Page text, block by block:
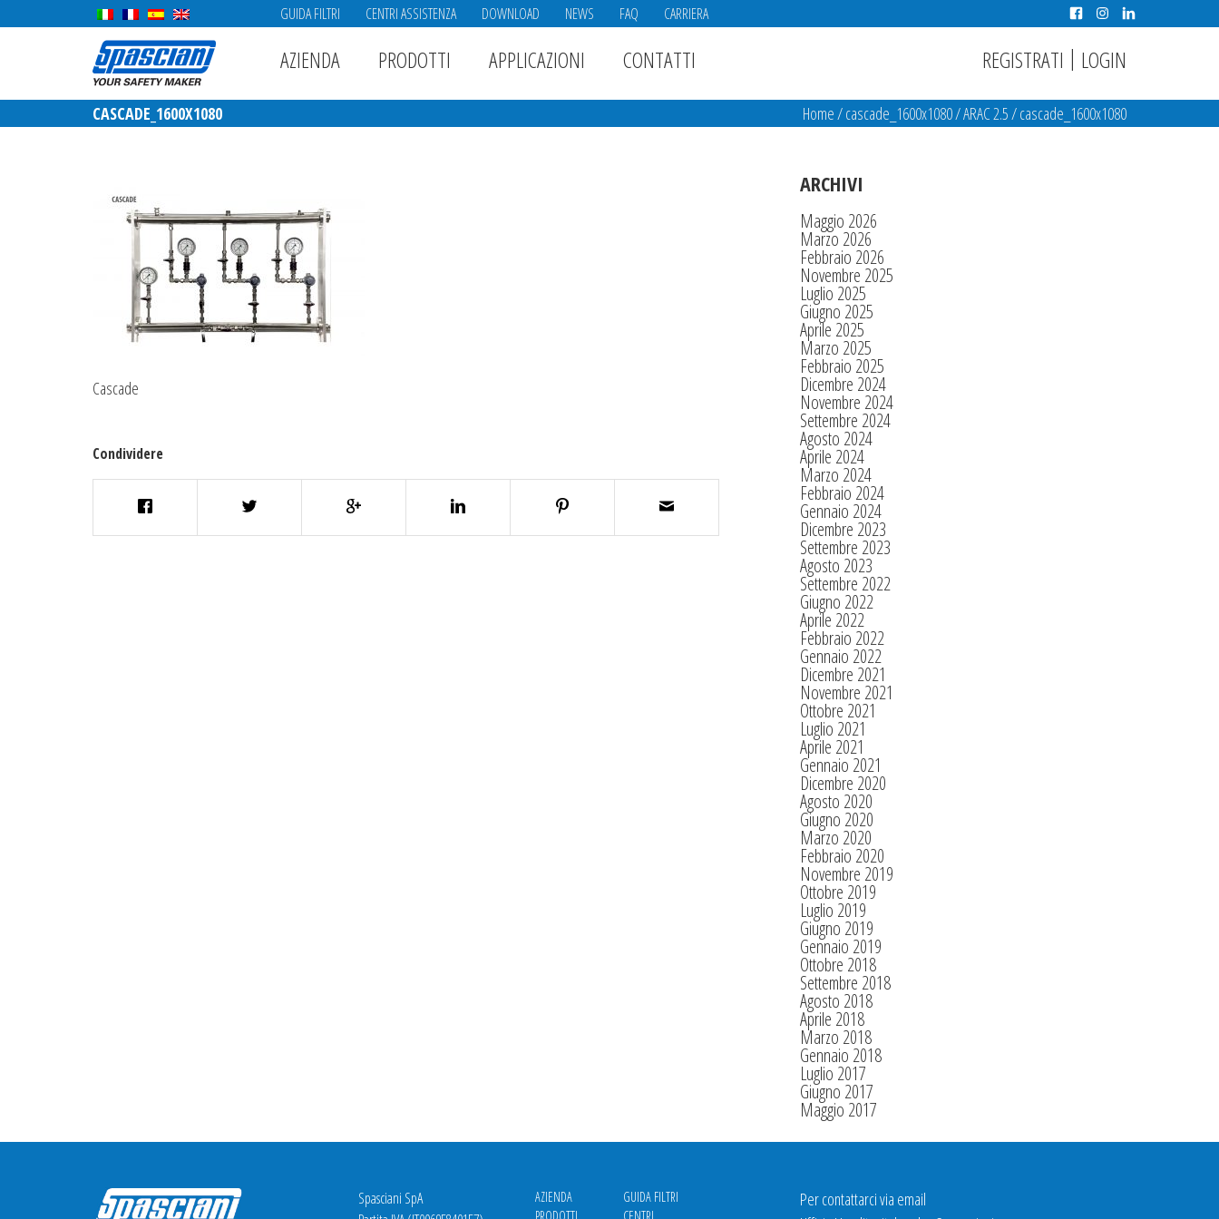
GUIDA FILTRI CENTRI ASSISTENZA DOWNLOAD NEWS FAQ CARRIERA
AZIENDA PRODOTTI APPLICAZIONI CONTATTI REGISTRATI | LOGIN
CASCADE_1600X1080 Home/cascade_1600x1080/ARAC 2.5/cascade_1600x1080
Cascade
Condividere
ARCHIVI
Maggio 2026
Marzo 2026
Febbraio 2026
Novembre 2025
Luglio 2025
Giugno 2025
Aprile 2025
Marzo 2025
Febbraio 2025
Dicembre 2024
Novembre 2024
Settembre 2024
Agosto 2024
Aprile 2024
Marzo 2024
Febbraio 2024
Gennaio 2024
Dicembre 2023
Settembre 2023
Agosto 2023
Settembre 2022
Giugno 2022
Aprile 2022
Febbraio 2022
Gennaio 2022
Dicembre 2021
Novembre 2021
Ottobre 2021
Luglio 2021
Aprile 2021
Gennaio 2021
Dicembre 2020
Agosto 2020
Giugno 2020
Marzo 2020
Febbraio 2020
Novembre 2019
Ottobre 2019
Luglio 2019
Giugno 2019
Gennaio 2019
Ottobre 2018
Settembre 2018
Agosto 2018
Aprile 2018
Marzo 2018
Gennaio 2018
Luglio 2017
Giugno 2017
Maggio 2017
Spasciani SpA
AZIENDA
GUIDA FILTRI
Per contattarci via email